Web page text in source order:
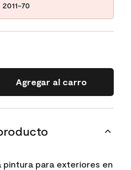
70
Agregar al carro
pintura para exteriores en